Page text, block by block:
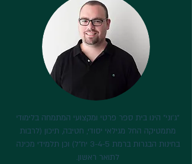
"ג׳וני" הינו בית ספר פרטי ומקצועי המתמחה בלימודי
מתמטיקה החל מגילאי יסודי, חטיבה, תיכון (לרבות
בחינות הבגרות ברמת 3-4-5 יח״ל) וכן תלמידי מכינה
לתואר ראשון.